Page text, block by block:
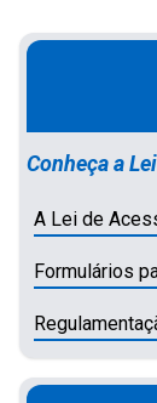
Conheça a Lei
A Lei de
Formulários